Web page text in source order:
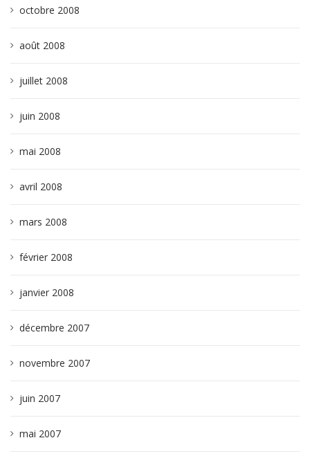
octobre 2008
août 2008
juillet 2008
juin 2008
mai 2008
avril 2008
mars 2008
février 2008
janvier 2008
décembre 2007
novembre 2007
juin 2007
mai 2007